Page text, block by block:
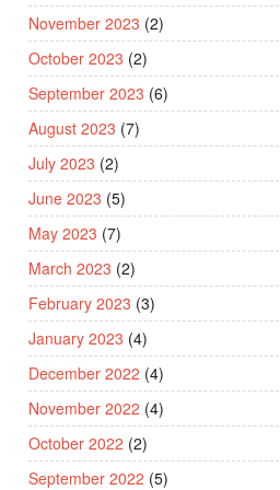
November 2023 (2)
October 2023 (2)
September 2023 (6)
August 2023 (7)
July 2023 (2)
June 2023 (5)
May 2023 (7)
March 2023 (2)
February 2023 (3)
January 2023 (4)
December 2022 (4)
November 2022 (4)
October 2022 (2)
September 2022 (5)